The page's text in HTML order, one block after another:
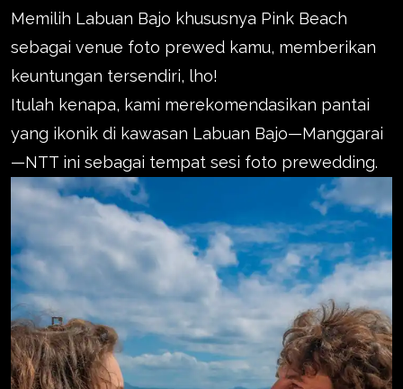
Memilih Labuan Bajo khususnya Pink Beach
sebagai venue foto prewed kamu, memberikan
keuntungan tersendiri, lho!
Itulah kenapa, kami merekomendasikan pantai
yang ikonik di kawasan Labuan Bajo—Manggarai
—NTT ini sebagai tempat sesi foto prewedding.